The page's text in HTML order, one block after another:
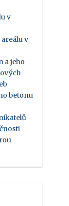
v
v
a jeho
betonu